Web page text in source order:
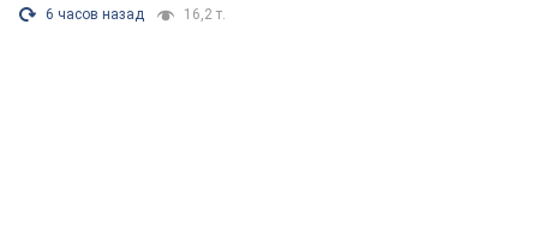
6 часов назад 16,2 т.